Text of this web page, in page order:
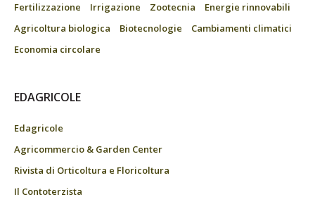
Fertilizzazione
Irrigazione Zootecnia
Energie rinnovabili
Agricoltura biologica
Biotecnologie
Cambiamenti climatici
Economia circolare
EDAGRICOLE
Edagricole
Agricommercio & Garden Center
Rivista di Orticoltura e Floricoltura
Il Contoterzista